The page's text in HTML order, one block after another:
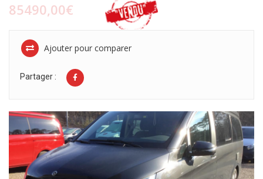
85490,00€
Ajouter pour comparer
Partager :